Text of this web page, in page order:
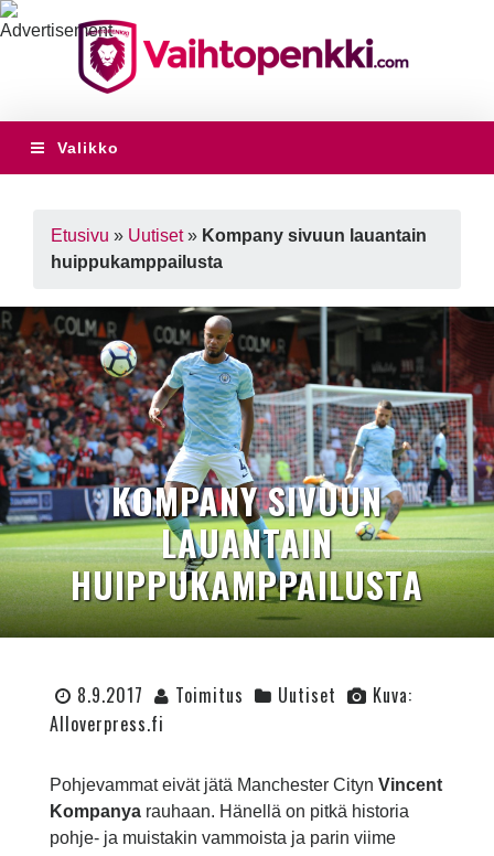
Valikko
Etusivu » Uutiset» Kompany sivuun lauantain
huippukamppailusta
KOMPANY SIVUUN
LAUANTAIN
HUIPPUKAMPPAILUSTA
8.9.2017 Toimitus Uutiset
Kuva:
Alloverpress.fi
Pohjevammat eivät jätä Manchester Cityn Vincent
Kompanyarauhaan. Hänellä on pitkä historia
pohje- ja muistakin vammoista ja parin viime